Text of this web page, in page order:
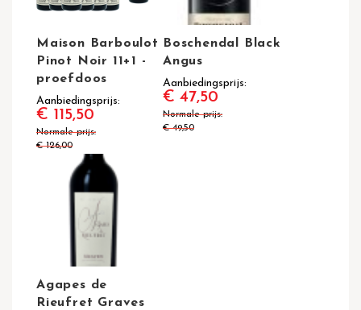
Maison Barboulot
Pinot Noir 11+1 -
proefdoos
Aanbiedingsprijs
€ 115,50
Normale prijs
€ 126,00
Boschendal Black
Angus
Aanbiedingsprijs
€ 47,50
Normale prijs
€ 49,50
Agapes de
Rieufret Graves